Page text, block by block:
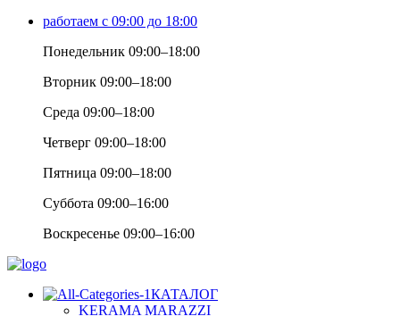
работаем с 09:00 до 18:00
Понедельник 09:00–18:00
Вторник 09:00–18:00
Среда 09:00–18:00
Четверг 09:00–18:00
Пятница 09:00–18:00
Суббота 09:00–16:00
Воскресенье 09:00–16:00
КАТАЛОГ
KERAMA MARAZZI